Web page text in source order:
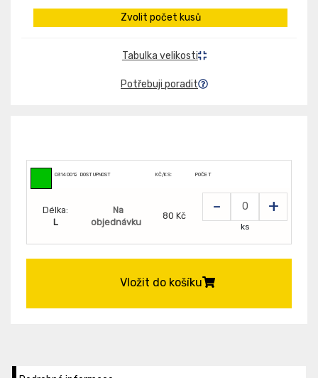
Zvolit počet kusů
Tabulka velikosti
Potřebuji poradit
0314001210999DOSTUPNOST KČ/KS: POČET
Délka:
L
Na
objednávku
80 Kč - +
ks
Vložit do košíku